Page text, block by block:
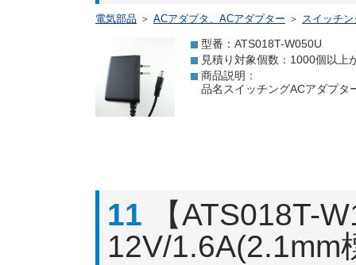
電気部品 ＞ ACアダプタ、ACアダプター ＞ スイッチ
型番：ATS018T-W050U
見積り対象個数：1000個以上
商品説明：
品名スイッチングACアダプタ
11
【ATS018T-
12V/1.6A(2.1mm